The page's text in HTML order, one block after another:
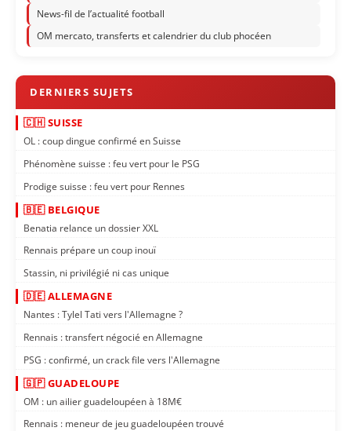
News-fil de l’actualité football
OM mercato, transferts et calendrier du club phocéen
🇨🇭 SUISSE
OL : coup dingue confirmé en Suisse
Phénomène suisse : feu vert pour le PSG
Prodige suisse : feu vert pour Rennes
🇧🇪 BELGIQUE
Benatia relance un dossier XXL
Rennais prépare un coup inouï
Stassin, ni privilégié ni cas unique
🇩🇪 ALLEMAGNE
Nantes : Tylel Tati vers l'Allemagne ?
Rennais : transfert négocié en Allemagne
PSG : confirmé, un crack file vers l'Allemagne
🇬🇵 GUADELOUPE
OM : un ailier guadeloupéen à 18M€
Rennais : meneur de jeu guadeloupéen trouvé